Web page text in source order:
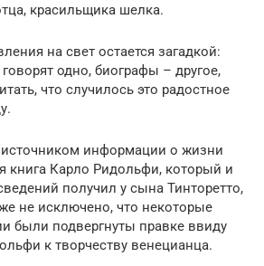
красильщика шелка.
на свет остается загадкой:
одно, биографы – другое,
что случилось это радостное
информации о жизни
книга Карло Ридольфи, который и
получил у сына Тинторетто,
не исключено, что некоторые
были подвергнуты правке ввиду
к творчеству венецианца.